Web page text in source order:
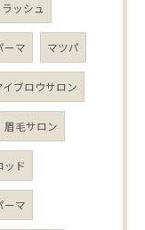
ッシュ
ーマ マツパ
イブロウサロン
眉毛サロン
ッド
ーマ